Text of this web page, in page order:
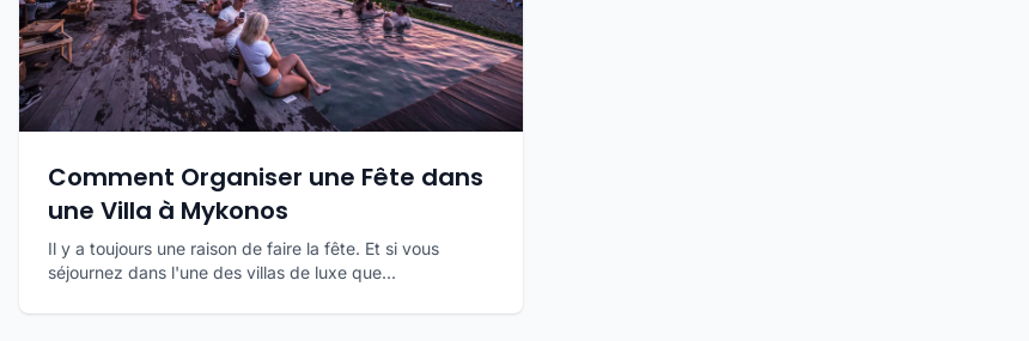
Comment Organiser une Fête dans
une Villa à Mykonos
Il y a toujours une raison de faire la fête. Et si vous
séjournez dans l'une des villas de luxe que...